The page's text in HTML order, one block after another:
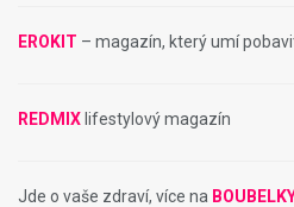
EROKIT – magazín, který umí
REDMIX lifestylový magazín
Jde o vaše zdraví, více na